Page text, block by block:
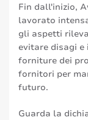
Fin dall'inizio,
lavorato
gli aspetti
evitare disagi
forniture dei
fornitori per
futuro.
Guarda la